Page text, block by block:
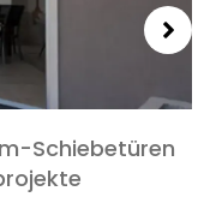
Schlafzimmer
Stil, und